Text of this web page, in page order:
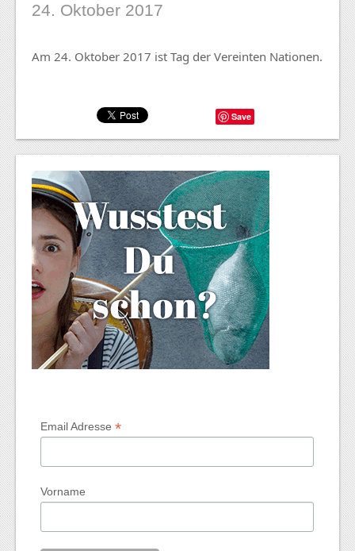
24. Oktober 2017
Am 24. Oktober 2017 ist Tag der Vereinten Nationen.
Save
Email Adresse*
Vorname